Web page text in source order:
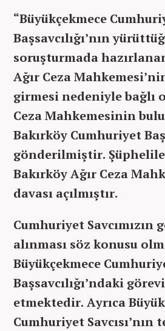
“Büyükçekmece
Başsavcılığı’nın
soruşturmada
Ağır Ceza
girmesi nedeniyle bağlı
Ceza Mahkemesinin
Bakırköy Cumhuriyet
gönderilmiştir.
Bakırköy Ağır Ceza
davası açılmıştır.
Cumhuriyet Savcımızın
alınması söz konusu
Büyükçekmece
Başsavcılığı’ndaki
etmektedir. Ayrıca
Cumhuriyet